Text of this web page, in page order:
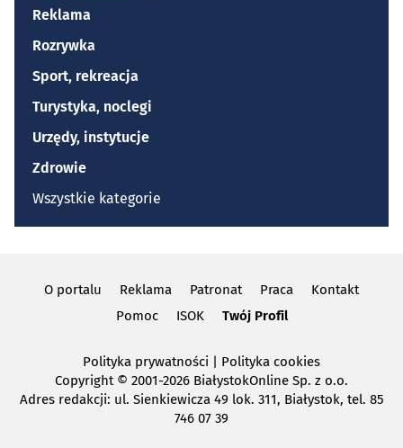
Reklama
Rozrywka
Sport, rekreacja
Turystyka, noclegi
Urzędy, instytucje
Zdrowie
Wszystkie kategorie
O portalu Reklama Patronat Praca
Kontakt
Pomoc
ISOK Twój Profil
Polityka prywatności | Polityka cookies
Copyright © 2001-2026 BiałystokOnline Sp. z o.o.
Adres redakcji: ul. Sienkiewicza 49 lok. 311, Białystok, tel. 85
746 07 39